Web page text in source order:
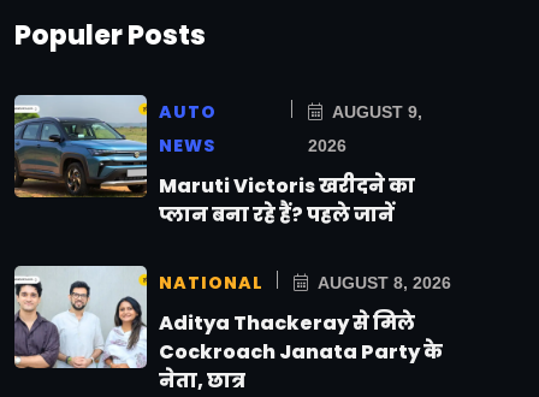
Populer Posts
AUTO
NEWS
AUGUST 9,
2026
Maruti Victoris खरीदने का
प्लान बना रहे हैं? पहले जानें
NATIONAL AUGUST 8, 2026
Aditya Thackeray से मिले
Cockroach Janata Party के
नेता, छात्र